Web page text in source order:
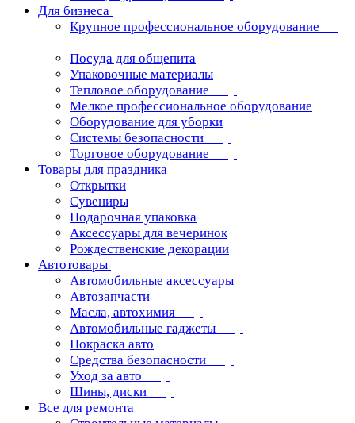
Для бизнеса
Крупное профессиональное оборудование
Посуда для общепита
Упаковочные материалы
Тепловое оборудование
Мелкое профессиональное оборудование
Оборудование для уборки
Системы безопасности
Торговое оборудование
Товары для праздника
Открытки
Сувениры
Подарочная упаковка
Аксессуары для вечеринок
Рождественские декорации
Автотовары
Автомобильные аксессуары
Автозапчасти
Масла, автохимия
Автомобильные гаджеты
Покраска авто
Средства безопасности
Уход за авто
Шины, диски
Все для ремонта